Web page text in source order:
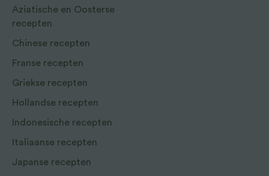
Aziatische en Oosterse
recepten
Chinese recepten
Franse recepten
Griekse recepten
Hollandse recepten
Indonesische recepten
Italiaanse recepten
Japanse recepten